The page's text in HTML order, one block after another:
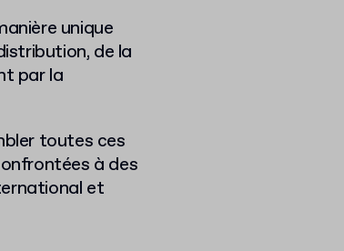
unique
de la
par la
toutes ces
à des
et